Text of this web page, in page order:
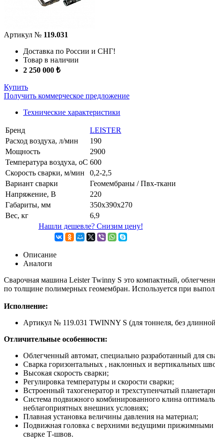
Артикул № 119.031
Доставка по России и СНГ!
Товар в наличии
2 250 000 ₺
Купить
Получить коммерческое предложение
Технические характеристики
Бренд
LEISTER
Расход воздуха, л/мин
190
Мощность
2900
Температура воздуха, oС 600
Скорость сварки, м/мин
0,2-2,5
Вариант сварки
Геомембраны / Пвх-ткани
Напряжение, В
220
Габариты, мм
350х390х270
Вес, кг
6,9
Нашли дешевле? Снизим цену!
Описание
Аналоги
Cварочная машина Leister Twinny S это компактный,
по толщине полимерных геомембран. Используется при
Исполнение:
Артикул № 119.031 TWINNY S (для тоннеля, без
Отличительные особенности:
Облегченный автомат, специально разработанный для
Сварка горизонтальных , наклонных и вертикальных
Высокая скорость сварки;
Регулировка температуры и скорости сварки;
Встроенный тахогенератор и трехступенчатый
Система подвижного комбинированного клина
неблагоприятных внешних условиях;
Плавная установка величины давления на материал;
Подвижная головка с верхними ведущими прижимными
сварке Т-швов.